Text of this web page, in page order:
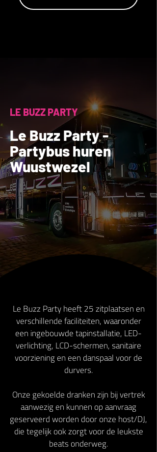
LE BUZZ PARTY
Le Buzz Party -
Partybus huren
Wuustwezel
Le Buzz Party heeft 25 zitplaatsen en
verschillende faciliteiten, waaronder
een ingebouwde tapinstallatie, LED-
verlichting, LCD-schermen, sanitaire
voorziening en een danspaal voor de
durvers.
Onze gekoelde dranken zijn bij vertrek
aanwezig en kunnen op aanvraag
geserveerd worden door onze host/DJ,
die tegelijk ook zorgt voor de leukste
beats onderweg.